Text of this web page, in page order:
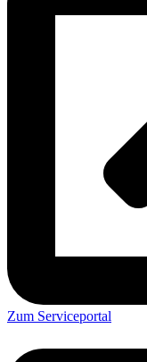
Zum Serviceportal